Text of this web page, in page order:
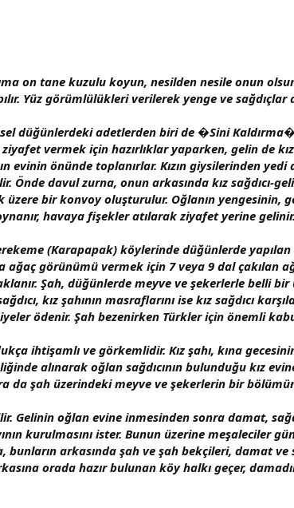
on tane kuzulu koyun, nesilden nesile onun
Yüz görümlülükleri verilerek yenge ve
düğünlerdeki adetlerden biri de �Sini
vermek için hazırlıklar yaparken, gelin de kız
evinin önünde toplanırlar. Kızın giysilerinden
Önde davul zurna, onun arkasında kız sağdıcı-
bir konvoy oluşturulur. Oğlanın yengesinin,
havaya fişekler atılarak ziyafet yerine
(Karapapak) köylerinde düğünlerde yapılan
ağaç görünümü vermek için 7 veya 9 dal çakılan
Şah, düğünlerde meyve ve şekerlerle belli
kız şahının masraflarını ise kız sağdıcı
ödenir. Şah bezenirken Türkler için önemli
ihtişamlı ve görkemlidir. Kız şahı, kına
alınarak oğlan sağdıcının bulunduğu kız
da şah üzerindeki meyve ve şekerlerin bir
Gelinin oğlan evine inmesinden sonra damat,
kurulmasını ister. Bunun üzerine meşaleciler
bunların arkasında şah ve şah bekçileri, damat
orada hazır bulunan köy halkı geçer,